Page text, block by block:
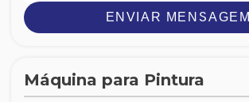
ENVIAR MENSAGEM
Máquina para Pintura